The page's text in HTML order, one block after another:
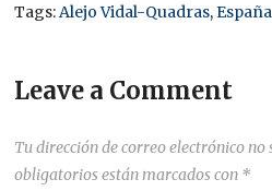
Tags:Alejo Vidal-Quadras,España
Leave a Comment
Tu dirección de correo electrónico no
obligatorios están marcados con *